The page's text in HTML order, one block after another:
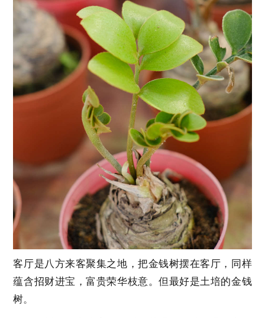
客厅是八方来客聚集之地，把金钱树摆在客厅，同样
蕴含招财进宝，富贵荣华枝意。但最好是土培的金钱
树。